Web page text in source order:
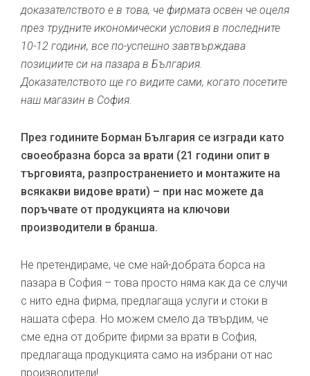
доказателството е в това, че фирмата освен че оцеля
през трудните икономически условия в последните
10-12 години, все по-успешно завтвърждава
позициите си на пазара в България.
Доказателството ще го видите сами, когато посетите
наш магазин в София.
През годините Борман България се изгради като
своеобразна борса за врати (21 години опит в
търговията, разпространението и монтажите на
всякакви видове врати) – при нас можете да
поръчвате от продукцията на ключови
производители в бранша.
Не претендираме, че сме най-добрата борса на
пазара в София – това просто няма как да се случи
с нито една фирма, предлагаща услуги и стоки в
нашата сфера. Но можем смело да твърдим, че
сме една от добрите фирми за врати в София,
предлагаща продукцията само на избрани от нас
производители!